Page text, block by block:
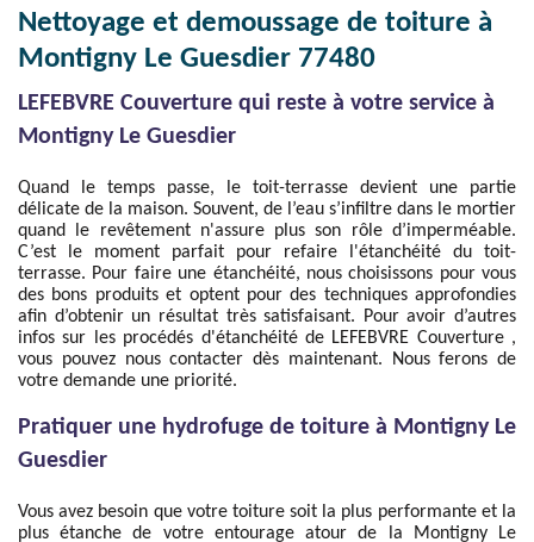
Nettoyage et demoussage de toiture à
Montigny Le Guesdier 77480
LEFEBVRE Couverture qui reste à votre service à
Montigny Le Guesdier
Quand le temps passe, le toit-terrasse devient une partie
délicate de la maison. Souvent, de l’eau s’infiltre dans le mortier
quand le revêtement n'assure plus son rôle d’imperméable.
C’est le moment parfait pour refaire l'étanchéité du toit-
terrasse. Pour faire une étanchéité, nous choisissons pour vous
des bons produits et optent pour des techniques approfondies
afin d’obtenir un résultat très satisfaisant. Pour avoir d’autres
infos sur les procédés d'étanchéité de LEFEBVRE Couverture ,
vous pouvez nous contacter dès maintenant. Nous ferons de
votre demande une priorité.
Pratiquer une hydrofuge de toiture à Montigny Le
Guesdier
Vous avez besoin que votre toiture soit la plus performante et la
plus étanche de votre entourage atour de la Montigny Le